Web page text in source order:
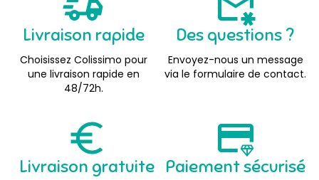
Livraison rapide
Choisissez Colissimo pour
une livraison rapide en
48/72h.
Des questions ?
Envoyez-nous un message
via le formulaire de contact.
Livraison gratuite Paiement sécurisé